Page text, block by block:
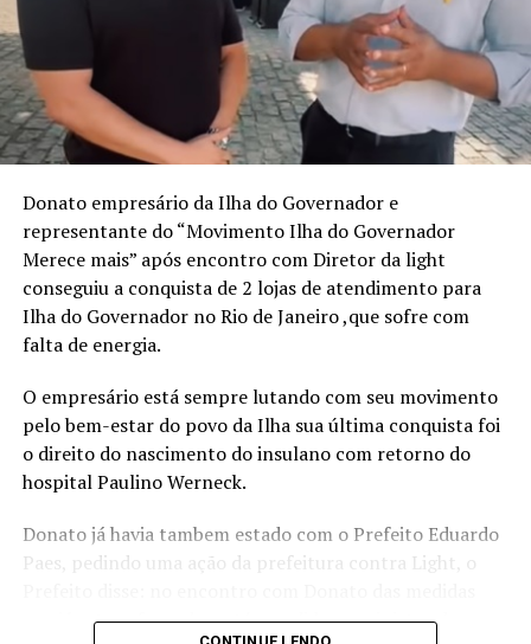
Com linguagem acessível, o livro combina elementos de
autobiografia, liderança e planejamento estratégico,
propondo um caminho prático para quem deseja
assumir o controle da própria trajetória com clareza,
ousadia e consistência. O método apresentado por
Visão Estratégica, Ousadia Calculada e Operação
Consistente. Juntos, esses pilares funcionam como um
guia para profissionais que buscam direcionamento e
protagonismo em um mercado cada vez mais dinâmico e
competitivo.
profissional que não apenas traga sucesso, mas que
também gere liberdade para tomar decisões alinhadas
aos próprios valores e, acima de tudo, uma valorização
real, que vai além do salário ou do título no cartão de
Além de compartilhar sua própria transformação, da
atuação como conselheira empresarial, Mirella discute
Donato empresário da Ilha do Governador e
representante do “Movimento Ilha do Governador
Merece mais” após encontro com Diretor da light
conseguiu a conquista de 2 lojas de atendimento para
Ilha do Governador no Rio de Janeiro ,que sofre com
falta de energia.
O empresário está sempre lutando com seu movimento
pelo bem-estar do povo da Ilha sua última conquista foi
o direito do nascimento do insulano com retorno do
hospital Paulino Werneck.
Donato já havia tambem estado com o Prefeito Eduardo
Paes, pedindo uma ação da prefeitura contra Light, o
que já estava fazendo e até o pedido ao ministro de